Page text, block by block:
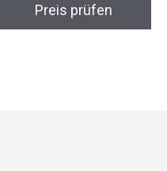
Preis prüfen